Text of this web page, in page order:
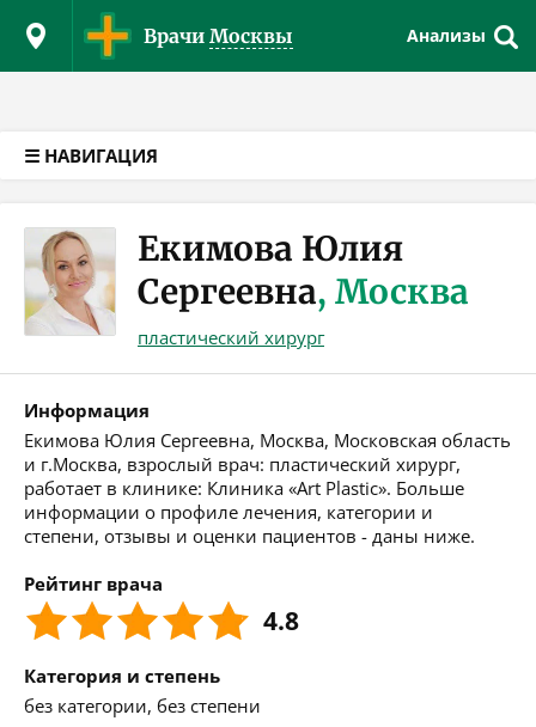
Врачи Москвы Анализы
☰ НАВИГАЦИЯ
Екимова Юлия
Сергеевна, Москва
пластический хирург
Информация
Екимова Юлия Сергеевна, Москва, Московская область
и г.Москва, взрослый врач: пластический хирург,
работает в клинике: Клиника «Art Plastic». Больше
информации о профиле лечения, категории и
степени, отзывы и оценки пациентов - даны ниже.
Рейтинг врача
4.8
Категория и степень
без категории, без степени